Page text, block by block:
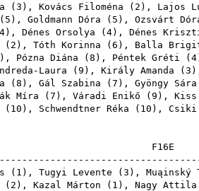
( 3 ), Kovács Filoména ( 2 ), Lajos
5 ), Goldmann Dóra ( 5 ), Ozsvárt
4), Dénes Orsolya ( 4), Dénes
( 2 ), Tóth Korinna ( 6 ), Balla
), Pózna Diána ( 8 ), Péntek Gréti ( 4
Laura ( 9 ), Király Amanda ( 3
( 8 ), Gál Szabina ( 7 ), Gyöngy Sára
Míra ( 7 ), Váradi Enikő ( 9 ),
( 10 ), Schwendtner Réka ( 10 ),
( 1 ), Tugyi Levente ( 3 ), Muąinský
( 2 ), Kazal Márton ( 1 ), Nagy Attila